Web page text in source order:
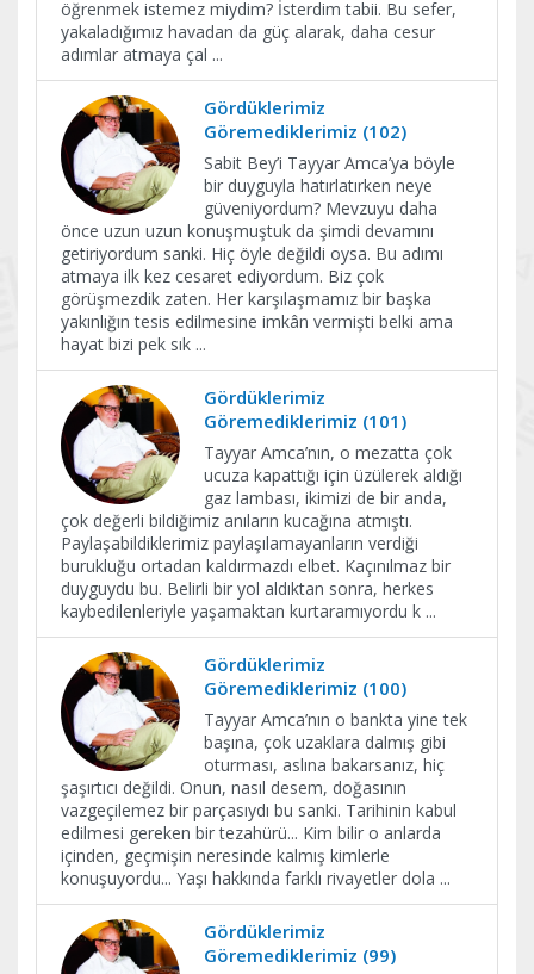
öğrenmek istemez miydim? İsterdim tabii. Bu sefer,
yakaladığımız havadan da güç alarak, daha cesur
adımlar atmaya çal ...
Gördüklerimiz
Göremediklerimiz (102)
Sabit Bey’i Tayyar Amca’ya böyle
bir duyguyla hatırlatırken neye
güveniyordum? Mevzuyu daha
önce uzun uzun konuşmuştuk da şimdi devamını
getiriyordum sanki. Hiç öyle değildi oysa. Bu adımı
atmaya ilk kez cesaret ediyordum. Biz çok
görüşmezdik zaten. Her karşılaşmamız bir başka
yakınlığın tesis edilmesine imkân vermişti belki ama
hayat bizi pek sık ...
Gördüklerimiz
Göremediklerimiz (101)
Tayyar Amca’nın, o mezatta çok
ucuza kapattığı için üzülerek aldığı
gaz lambası, ikimizi de bir anda,
çok değerli bildiğimiz anıların kucağına atmıştı.
Paylaşabildiklerimiz paylaşılamayanların verdiği
burukluğu ortadan kaldırmazdı elbet. Kaçınılmaz bir
duyguydu bu. Belirli bir yol aldıktan sonra, herkes
kaybedilenleriyle yaşamaktan kurtaramıyordu k ...
Gördüklerimiz
Göremediklerimiz (100)
Tayyar Amca’nın o bankta yine tek
başına, çok uzaklara dalmış gibi
oturması, aslına bakarsanız, hiç
şaşırtıcı değildi. Onun, nasıl desem, doğasının
vazgeçilemez bir parçasıydı bu sanki. Tarihinin kabul
edilmesi gereken bir tezahürü... Kim bilir o anlarda
içinden, geçmişin neresinde kalmış kimlerle
konuşuyordu... Yaşı hakkında farklı rivayetler dola ...
Gördüklerimiz
Göremediklerimiz (99)